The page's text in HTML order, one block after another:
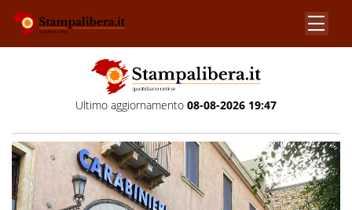
Ultimo aggiornamento 08-08-2026 19:47